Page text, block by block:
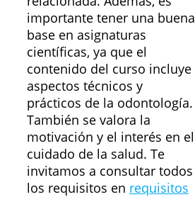
importante tener una buena
base en asignaturas
científicas, ya que el
contenido del curso incluye
aspectos técnicos y
prácticos de la odontología.
También se valora la
motivación y el interés en el
cuidado de la salud. Te
invitamos a consultar todos
los requisitos en requisitos